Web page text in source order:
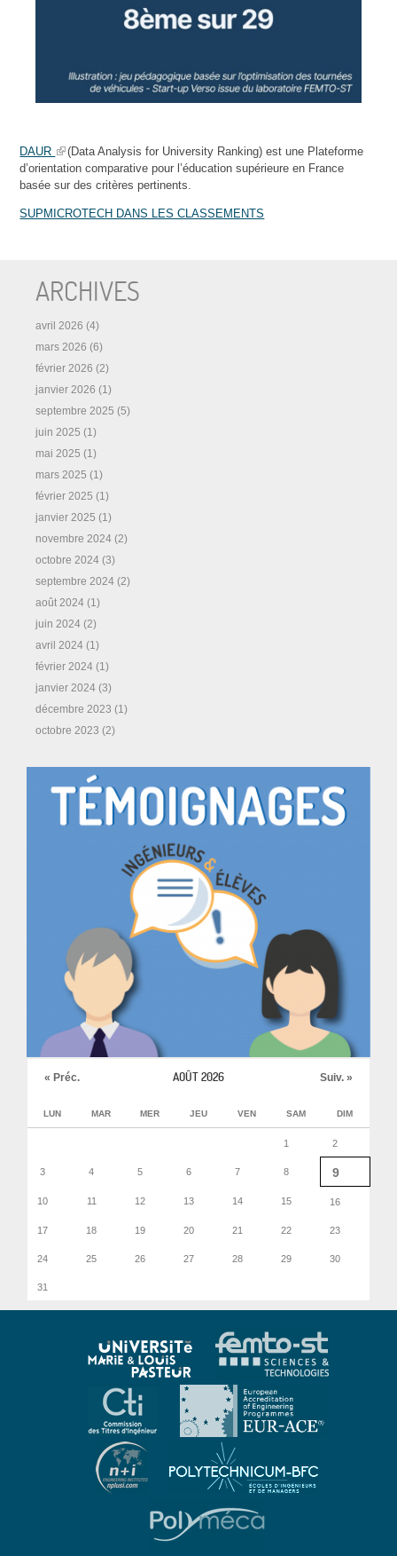
DAUR
(Data Analysis for University Ranking) est une Plateforme
d’orientation comparative pour l’éducation supérieure en France
basée sur des critères pertinents.
SUPMICROTECH DANS LES CLASSEMENTS
ARCHIVES
avril 2026 (4)
mars 2026 (6)
février 2026 (2)
janvier 2026 (1)
septembre 2025 (5)
juin 2025 (1)
mai 2025 (1)
mars 2025 (1)
février 2025 (1)
janvier 2025 (1)
novembre 2024 (2)
octobre 2024 (3)
septembre 2024 (2)
août 2024 (1)
juin 2024 (2)
avril 2024 (1)
février 2024 (1)
janvier 2024 (3)
décembre 2023 (1)
octobre 2023 (2)
AOÛT 2026
« Préc. Suiv. »
LUN MAR MER JEU VEN SAM DIM
1 2
3 4 5 6 7 8 9
10 11 12 13 14 15 16
17 18 19 20 21 22 23
24 25 26 27 28 29 30
31